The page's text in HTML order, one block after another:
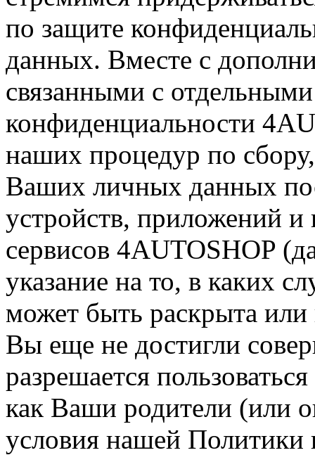
по защите
данных. Вместе с
связанными с
конфиденциальности
наших процедур по
Ваших личных данных
устройств, приложений
сервисов 4AUTOSHOP
указание на то, в каких
может быть раскрыта
Вы еще не достигли
разрешается
как Ваши родители (или
условия нашей